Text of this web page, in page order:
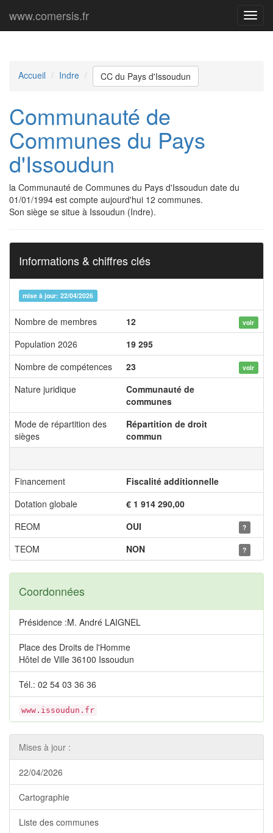
Menu
www.comersis.fr
Accueil Indre CC du Pays d'Issoudun
Communauté de
Communes du Pays
d'Issoudun
la Communauté de Communes du Pays d'Issoudun date du
01/01/1994 est compte aujourd'hui 12 communes.
Son siège se situe à Issoudun (Indre).
Informations & chiffres clés
mise à jour: 22/04/2026
Nombre de membres 12 voir
Population 2026
19 295
Nombre de compétences
23 voir
Nature juridique
Communauté de
communes
Mode de répartition des
sièges
Répartition de droit
commun
Financement
Fiscalité additionnelle
Dotation globale
€ 1 914 290,00
REOM
OUI ?
TEOM NON ?
Coordonnées
Présidence :M. André LAIGNEL
Place des Droits de l'Homme
Hôtel de Ville 36100 Issoudun
Tél.: 02 54 03 36 36
www.issoudun.fr
Mises à jour :
22/04/2026
Cartographie
Liste des communes